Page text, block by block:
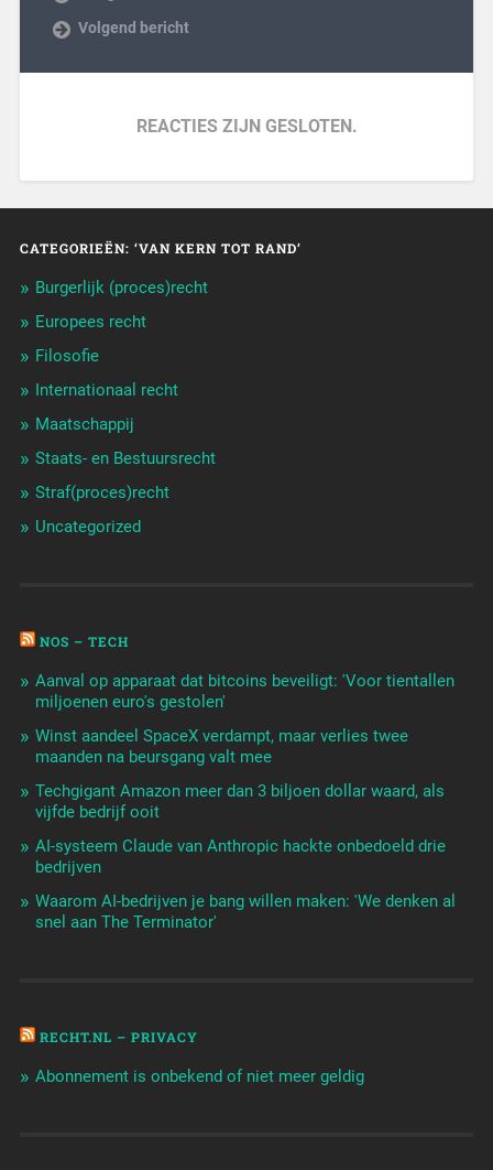
Volgend bericht
REACTIES ZIJN GESLOTEN.
CATEGORIEËN: ‘VAN KERN TOT RAND’
Burgerlijk (proces)recht
Europees recht
Filosofie
Internationaal recht
Maatschappij
Staats- en Bestuursrecht
Straf(proces)recht
Uncategorized
NOS – TECH
Aanval op apparaat dat bitcoins beveiligt: 'Voor tientallen
miljoenen euro's gestolen'
Winst aandeel SpaceX verdampt, maar verlies twee
maanden na beursgang valt mee
Techgigant Amazon meer dan 3 biljoen dollar waard, als
vijfde bedrijf ooit
AI-systeem Claude van Anthropic hackte onbedoeld drie
bedrijven
Waarom AI-bedrijven je bang willen maken: 'We denken al
snel aan The Terminator'
RECHT.NL – PRIVACY
Abonnement is onbekend of niet meer geldig